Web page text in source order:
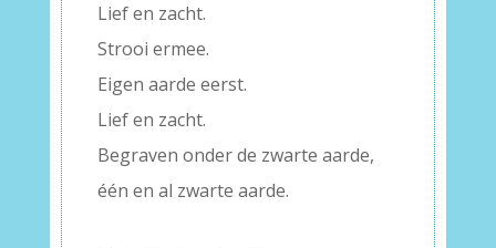
Lief en zacht.
Strooi ermee.
Eigen aarde eerst.
Lief en zacht.
Begraven onder de zwarte aarde,
één en al zwarte aarde.